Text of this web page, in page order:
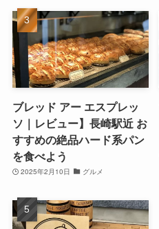
ブレッド アー エスプレッ
ソ｜レビュー】長崎駅近 お
すすめの絶品ハード系パン
を食べよう
2025年2月10日 グルメ